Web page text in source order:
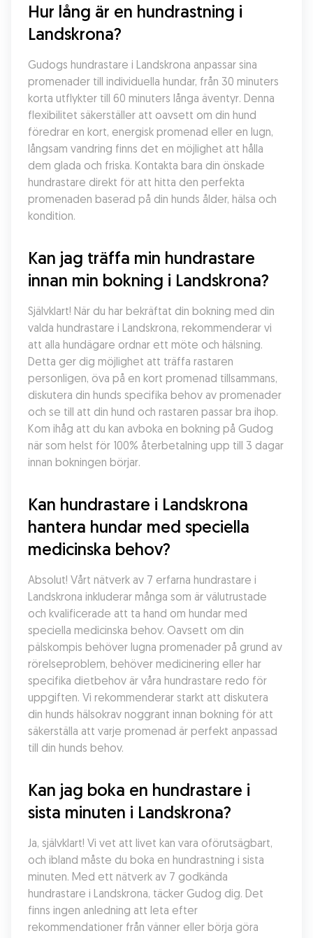
Hur lång är en hundrastning i
Landskrona?
Gudogs hundrastare i Landskrona anpassar sina
promenader till individuella hundar, från 30 minuters
korta utflykter till 60 minuters långa äventyr. Denna
flexibilitet säkerställer att oavsett om din hund
föredrar en kort, energisk promenad eller en lugn,
långsam vandring finns det en möjlighet att hålla
dem glada och friska. Kontakta bara din önskade
hundrastare direkt för att hitta den perfekta
promenaden baserad på din hunds ålder, hälsa och
kondition.
Kan jag träffa min hundrastare
innan min bokning i Landskrona?
Självklart! När du har bekräftat din bokning med din
valda hundrastare i Landskrona, rekommenderar vi
att alla hundägare ordnar ett möte och hälsning.
Detta ger dig möjlighet att träffa rastaren
personligen, öva på en kort promenad tillsammans,
diskutera din hunds specifika behov av promenader
och se till att din hund och rastaren passar bra ihop.
Kom ihåg att du kan avboka en bokning på Gudog
när som helst för 100% återbetalning upp till 3 dagar
innan bokningen börjar.
Kan hundrastare i Landskrona
hantera hundar med speciella
medicinska behov?
Absolut! Vårt nätverk av 7 erfarna hundrastare i
Landskrona inkluderar många som är välutrustade
och kvalificerade att ta hand om hundar med
speciella medicinska behov. Oavsett om din
pälskompis behöver lugna promenader på grund av
rörelseproblem, behöver medicinering eller har
specifika dietbehov är våra hundrastare redo för
uppgiften. Vi rekommenderar starkt att diskutera
din hunds hälsokrav noggrant innan bokning för att
säkerställa att varje promenad är perfekt anpassad
till din hunds behov.
Kan jag boka en hundrastare i
sista minuten i Landskrona?
Ja, självklart! Vi vet att livet kan vara oförutsägbart,
och ibland måste du boka en hundrastning i sista
minuten. Med ett nätverk av 7 godkända
hundrastare i Landskrona, täcker Gudog dig. Det
finns ingen anledning att leta efter
rekommendationer från vänner eller börja göra